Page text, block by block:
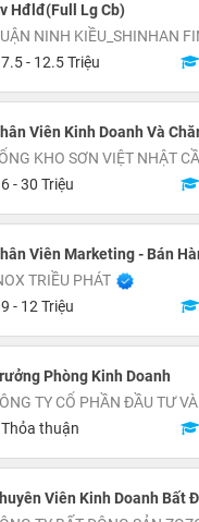
Hđlđ(Full Lg Cb)
NINH KIỀU_SHINHAN
- 12.5 Triệu
Viên Kinh Doanh Và
KHO SƠN VIỆT NHẬT
- 30 Triệu
Viên Marketing - Bán
TRIỀU PHÁT
- 12 Triệu
Phòng Kinh Doanh
TY CỔ PHẦN ĐẦU TƯ
thuận
Viên Kinh Doanh Bất